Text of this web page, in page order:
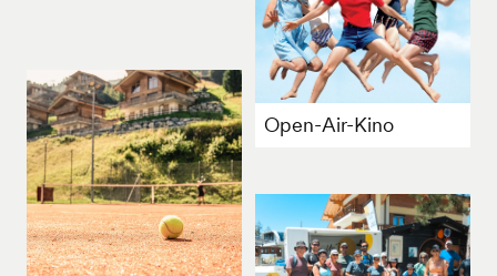
Open-Air-Kino